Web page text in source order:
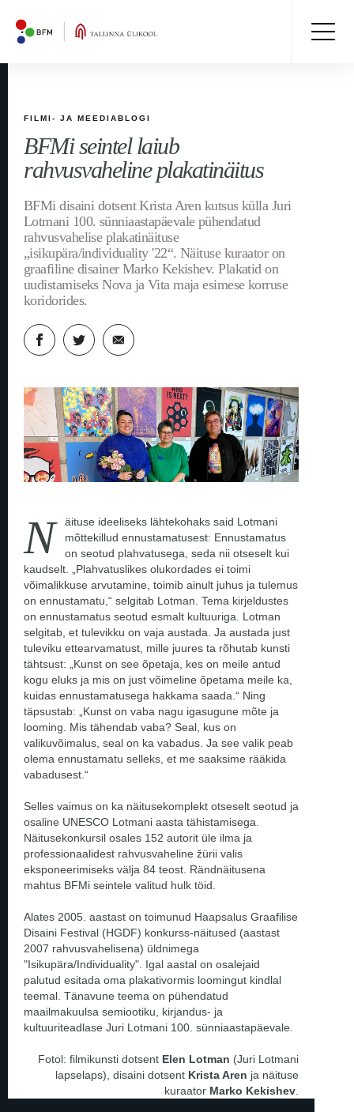
FILMI- JA MEEDIABLOGI
BFMi seintel laiub
rahvusvaheline plakatinäitus
BFMi disaini dotsent Krista Aren kutsus külla Juri
Lotmani 100. sünniaastapäevale pühendatud
rahvusvahelise plakatinäituse
„isikupära/individuality '22“. Näituse kuraator on
graafiline disainer Marko Kekishev. Plakatid on
uudistamiseks Nova ja Vita maja esimese korruse
koridorides.
N
äituse ideeliseks lähtekohaks said Lotmani
mõttekillud ennustamatusest: Ennustamatus
on seotud plahvatusega, seda nii otseselt kui
kaudselt. „Plahvatuslikes olukordades ei toimi
võimalikkuse arvutamine, toimib ainult juhus ja tulemus
on ennustamatu,“ selgitab Lotman. Tema kirjeldustes
on ennustamatus seotud esmalt kultuuriga. Lotman
selgitab, et tulevikku on vaja austada. Ja austada just
tuleviku ettearvamatust, mille juures ta rõhutab kunsti
tähtsust: „Kunst on see õpetaja, kes on meile antud
kogu eluks ja mis on just võimeline õpetama meile ka,
kuidas ennustamatusega hakkama saada.“ Ning
täpsustab: „Kunst on vaba nagu igasugune mõte ja
looming. Mis tähendab vaba? Seal, kus on
valikuvõimalus, seal on ka vabadus. Ja see valik peab
olema ennustamatu selleks, et me saaksime rääkida
vabadusest.“
Selles vaimus on ka näitusekomplekt otseselt seotud ja
osaline UNESCO Lotmani aasta tähistamisega.
Näitusekonkursil osales 152 autorit üle ilma ja
professionaalidest rahvusvaheline žürii valis
eksponeerimiseks välja 84 teost. Rändnäitusena
mahtus BFMi seintele valitud hulk töid.
Alates 2005. aastast on toimunud Haapsalus Graafilise
Disaini Festival (HGDF) konkurss-näitused (aastast
2007 rahvusvahelisena) üldnimega
"Isikupära/Individuality". Igal aastal on osalejaid
palutud esitada oma plakativormis loomingut kindlal
teemal. Tänavune teema on pühendatud
maailmakuulsa semiootiku, kirjandus- ja
kultuuriteadlase Juri Lotmani 100. sünniaastapäevale.
Fotol: filmikunsti dotsent Elen Lotman (Juri Lotmani
lapselaps), disaini dotsent Krista Aren ja näituse
kuraator Marko Kekishev